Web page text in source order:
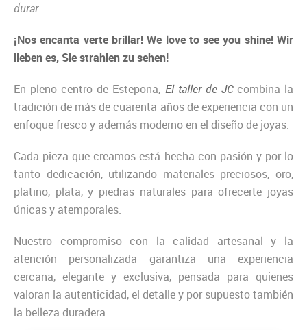
durar.
¡Nos encanta verte brillar! We love to see you shine! Wir
lieben es, Sie strahlen zu sehen!
En pleno centro de Estepona, El taller de JC combina la
tradición de más de cuarenta años de experiencia con un
enfoque fresco y además moderno en el diseño de joyas.
Cada pieza que creamos está hecha con pasión y por lo
tanto dedicación, utilizando materiales preciosos, oro,
platino, plata, y piedras naturales para ofrecerte joyas
únicas y atemporales.
Nuestro compromiso con la calidad artesanal y la
atención personalizada garantiza una experiencia
cercana, elegante y exclusiva, pensada para quienes
valoran la autenticidad, el detalle y por supuesto también
la belleza duradera.